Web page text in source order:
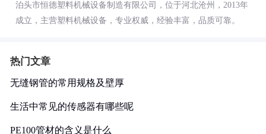
泊头市恒德塑料机械设备制造有限公司，位于河北沧州，2013年
成立，主营塑料机械设备，专业权威，经验丰富，品质可靠。
热门文章
无缝钢管的常用规格及壁厚
生活中常见的传感器有哪些呢
PE100管材的含义是什么